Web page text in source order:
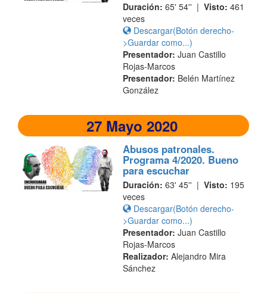
Duración: 65' 54'' | Visto: 461
veces
Descargar(Botón derecho-
>Guardar como...)
Presentador: Juan Castillo
Rojas-Marcos
Presentador: Belén Martínez
González
27 Mayo 2020
Abusos patronales.
Programa 4/2020. Bueno
para escuchar
Duración: 63' 45'' | Visto: 195
veces
Descargar(Botón derecho-
>Guardar como...)
Presentador: Juan Castillo
Rojas-Marcos
Realizador: Alejandro Mira
Sánchez